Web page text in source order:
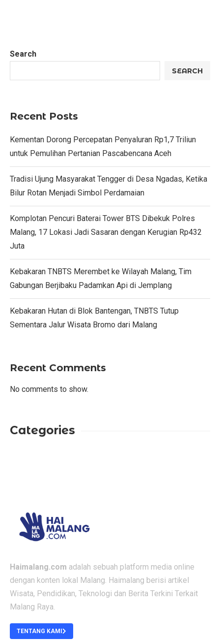
Search
SEARCH
Recent Posts
Kementan Dorong Percepatan Penyaluran Rp1,7 Triliun
untuk Pemulihan Pertanian Pascabencana Aceh
Tradisi Ujung Masyarakat Tengger di Desa Ngadas, Ketika
Bilur Rotan Menjadi Simbol Perdamaian
Komplotan Pencuri Baterai Tower BTS Dibekuk Polres
Malang, 17 Lokasi Jadi Sasaran dengan Kerugian Rp432
Juta
Kebakaran TNBTS Merembet ke Wilayah Malang, Tim
Gabungan Berjibaku Padamkan Api di Jemplang
Kebakaran Hutan di Blok Bantengan, TNBTS Tutup
Sementara Jalur Wisata Bromo dari Malang
Recent Comments
No comments to show.
Categories
Haimalang.com adalah sebuah platform media online
dengan konten lokal Malang. Haimalang berisi artikel
Wisata, Pendidikan, Teknologi dan Berita Terkini Terkait
Malang Raya.
TENTANG KAMI